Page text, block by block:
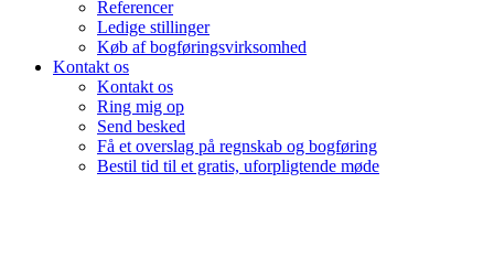
Referencer
Ledige stillinger
Køb af bogføringsvirksomhed
Kontakt os
Kontakt os
Ring mig op
Send besked
Få et overslag på regnskab og bogføring
Bestil tid til et gratis, uforpligtende møde